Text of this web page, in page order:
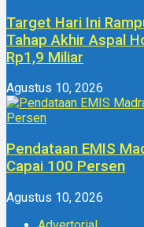
Target Hari Ini
Tahap Akhir Aspal
Rp1,9 Miliar
Agustus 10, 2026
Pendataan EMIS
Capai 100 Persen
Agustus 10, 2026